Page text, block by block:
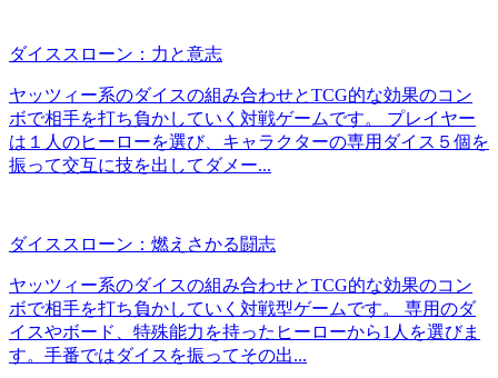
ダイススローン：力と意志
ヤッツィー系のダイスの組み合わせとTCG的な効果のコン
ボで相手を打ち負かしていく対戦ゲームです。 プレイヤー
は１人のヒーローを選び、キャラクターの専用ダイス５個を
振って交互に技を出してダメー...
ダイススローン：燃えさかる闘志
ヤッツィー系のダイスの組み合わせとTCG的な効果のコン
ボで相手を打ち負かしていく対戦型ゲームです。 専用のダ
イスやボード、特殊能力を持ったヒーローから1人を選びま
す。手番ではダイスを振ってその出...